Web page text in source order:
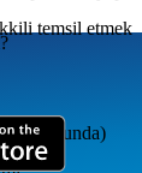
temsil etmek
yokluğunda)